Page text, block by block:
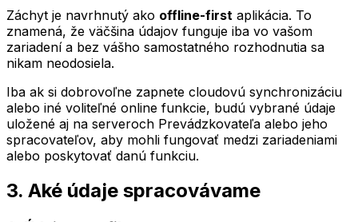
Záchyt je navrhnutý ako offline-first aplikácia. To
znamená, že väčšina údajov funguje iba vo vašom
zariadení a bez vášho samostatného rozhodnutia sa
nikam neodosiela.
Iba ak si dobrovoľne zapnete cloudovú synchronizáciu
alebo iné voliteľné online funkcie, budú vybrané údaje
uložené aj na serveroch Prevádzkovateľa alebo jeho
spracovateľov, aby mohli fungovať medzi zariadeniami
alebo poskytovať danú funkciu.
3. Aké údaje spracovávame